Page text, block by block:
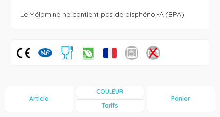
Le Mélaminé ne contient pas de bisphénol-A (BPA)
Article
COULEUR
Tarifs
Panier